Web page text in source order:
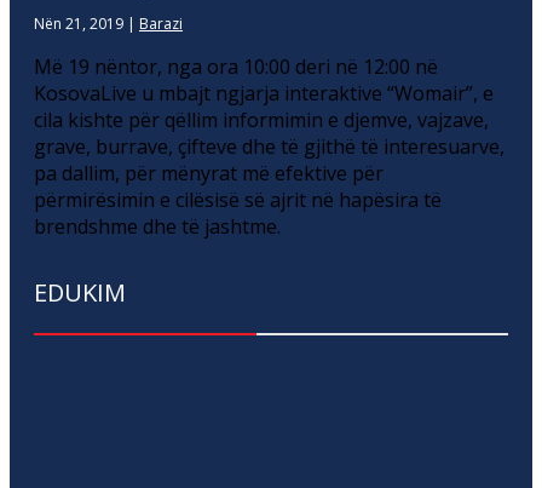
Nën 21, 2019 | Barazi
Më 19 nëntor, nga ora 10:00 deri në 12:00 në
KosovaLive u mbajt ngjarja interaktive “Womair”, e
cila kishte për qëllim informimin e djemve, vajzave,
grave, burrave, çifteve dhe të gjithë të interesuarve,
pa dallim, për mënyrat më efektive për
përmirësimin e cilësisë së ajrit në hapësira të
brendshme dhe të jashtme.
EDUKIM